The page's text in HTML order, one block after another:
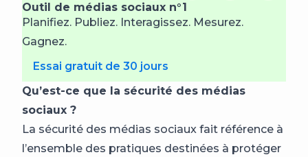
Outil de médias sociaux n°1
Planifiez. Publiez. Interagissez. Mesurez.
Gagnez.
Essai gratuit de 30 jours
Qu’est-ce que la sécurité des médias
sociaux ?
La sécurité des médias sociaux fait référence à
l’ensemble des pratiques destinées à protéger